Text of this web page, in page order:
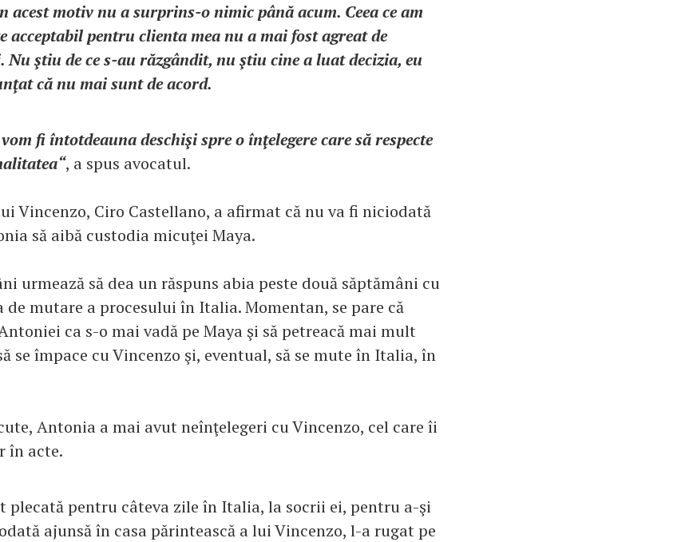
acest motiv nu a surprins-o nimic până acum. Ceea ce am
acceptabil pentru clienta mea nu a mai fost agreat de
ştiu de ce s-au răzgândit, nu ştiu cine a luat decizia, eu
că nu mai sunt de acord.
fi întotdeauna deschişi spre o înţelegere care să respecte
, a spus avocatul.
Vincenzo, Ciro Castellano, a afirmat că nu va fi niciodată
să aibă custodia micuţei Maya.
urmează să dea un răspuns abia peste două săptămâni cu
de mutare a procesului în Italia. Momentan, se pare că
ca s-o mai vadă pe Maya şi să petreacă mai mult
se împace cu Vincenzo şi, eventual, să se mute în Italia, în
Antonia a mai avut neînţelegeri cu Vincenzo, cel care îi
în acte.
plecată pentru câteva zile în Italia, la socrii ei, pentru a-şi
ajunsă în casa părintească a lui Vincenzo, l-a rugat pe